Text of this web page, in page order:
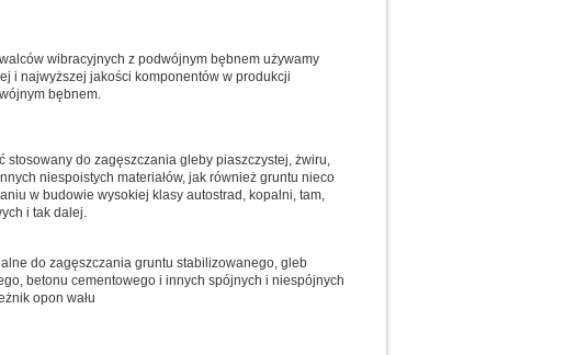
wibracyjnych z podwójnym bębnem używamy
i najwyższej jakości komponentów w produkcji
bębnem.
do zagęszczania gleby piaszczystej, żwiru,
niespoistych materiałów, jak również gruntu nieco
w budowie wysokiej klasy autostrad, kopalni, tam,
i tak dalej.
do zagęszczania gruntu stabilizowanego, gleb
betonu cementowego i innych spójnych i niespójnych
opon wału